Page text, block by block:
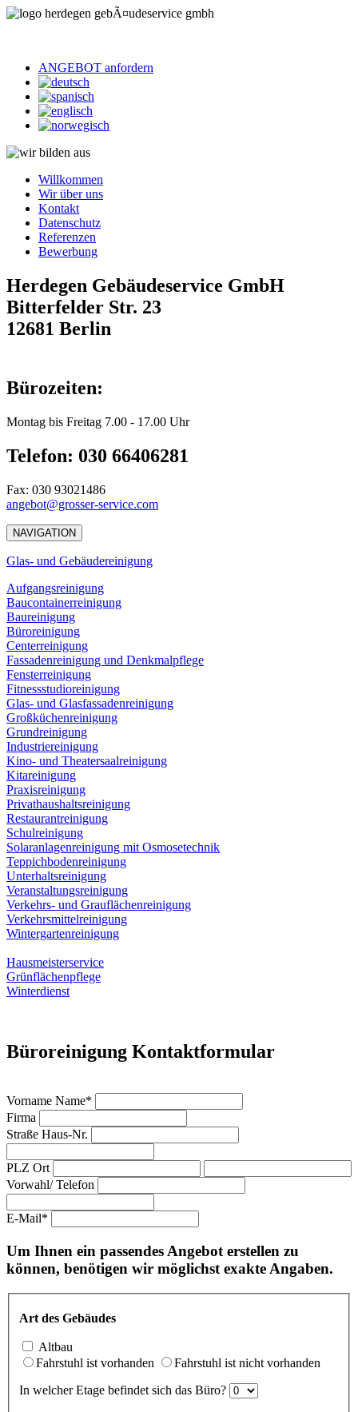
ANGEBOT anfordern
Willkommen
Wir über uns
Kontakt
Datenschutz
Referenzen
Bewerbung
Herdegen Gebäudeservice GmbH
Bitterfelder Str. 23
12681 Berlin
Bürozeiten:
Montag bis Freitag 7.00 - 17.00 Uhr
Telefon: 030 66406281
Fax: 030 93021486
angebot@grosser-service.com
NAVIGATION
Glas- und Gebäudereinigung
Aufgangsreinigung
Baucontainerreinigung
Baureinigung
Büroreinigung
Centerreinigung
Fassadenreinigung und Denkmalpflege
Fensterreinigung
Fitnessstudioreinigung
Glas- und Glasfassadenreinigung
Großküchenreinigung
Grundreinigung
Industriereinigung
Kino- und Theatersaalreinigung
Kitareinigung
Praxisreinigung
Privathaushaltsreinigung
Restaurantreinigung
Schulreinigung
Solaranlagenreinigung mit Osmosetechnik
Teppichbodenreinigung
Unterhaltsreinigung
Veranstaltungsreinigung
Verkehrs- und Grauflächenreinigung
Verkehrsmittelreinigung
Wintergartenreinigung
Hausmeisterservice
Grünflächenpflege
Winterdienst
Büroreinigung Kontaktformular
Vorname Name*
Firma
Straße Haus-Nr.
PLZ Ort
Vorwahl/ Telefon
E-Mail*
Um Ihnen ein passendes Angebot erstellen zu
können, benötigen wir möglichst exakte Angaben.
Art des Gebäudes
Altbau
Fahrstuhl ist vorhanden
Fahrstuhl ist nicht vorhanden
In welcher Etage befindet sich das Büro?